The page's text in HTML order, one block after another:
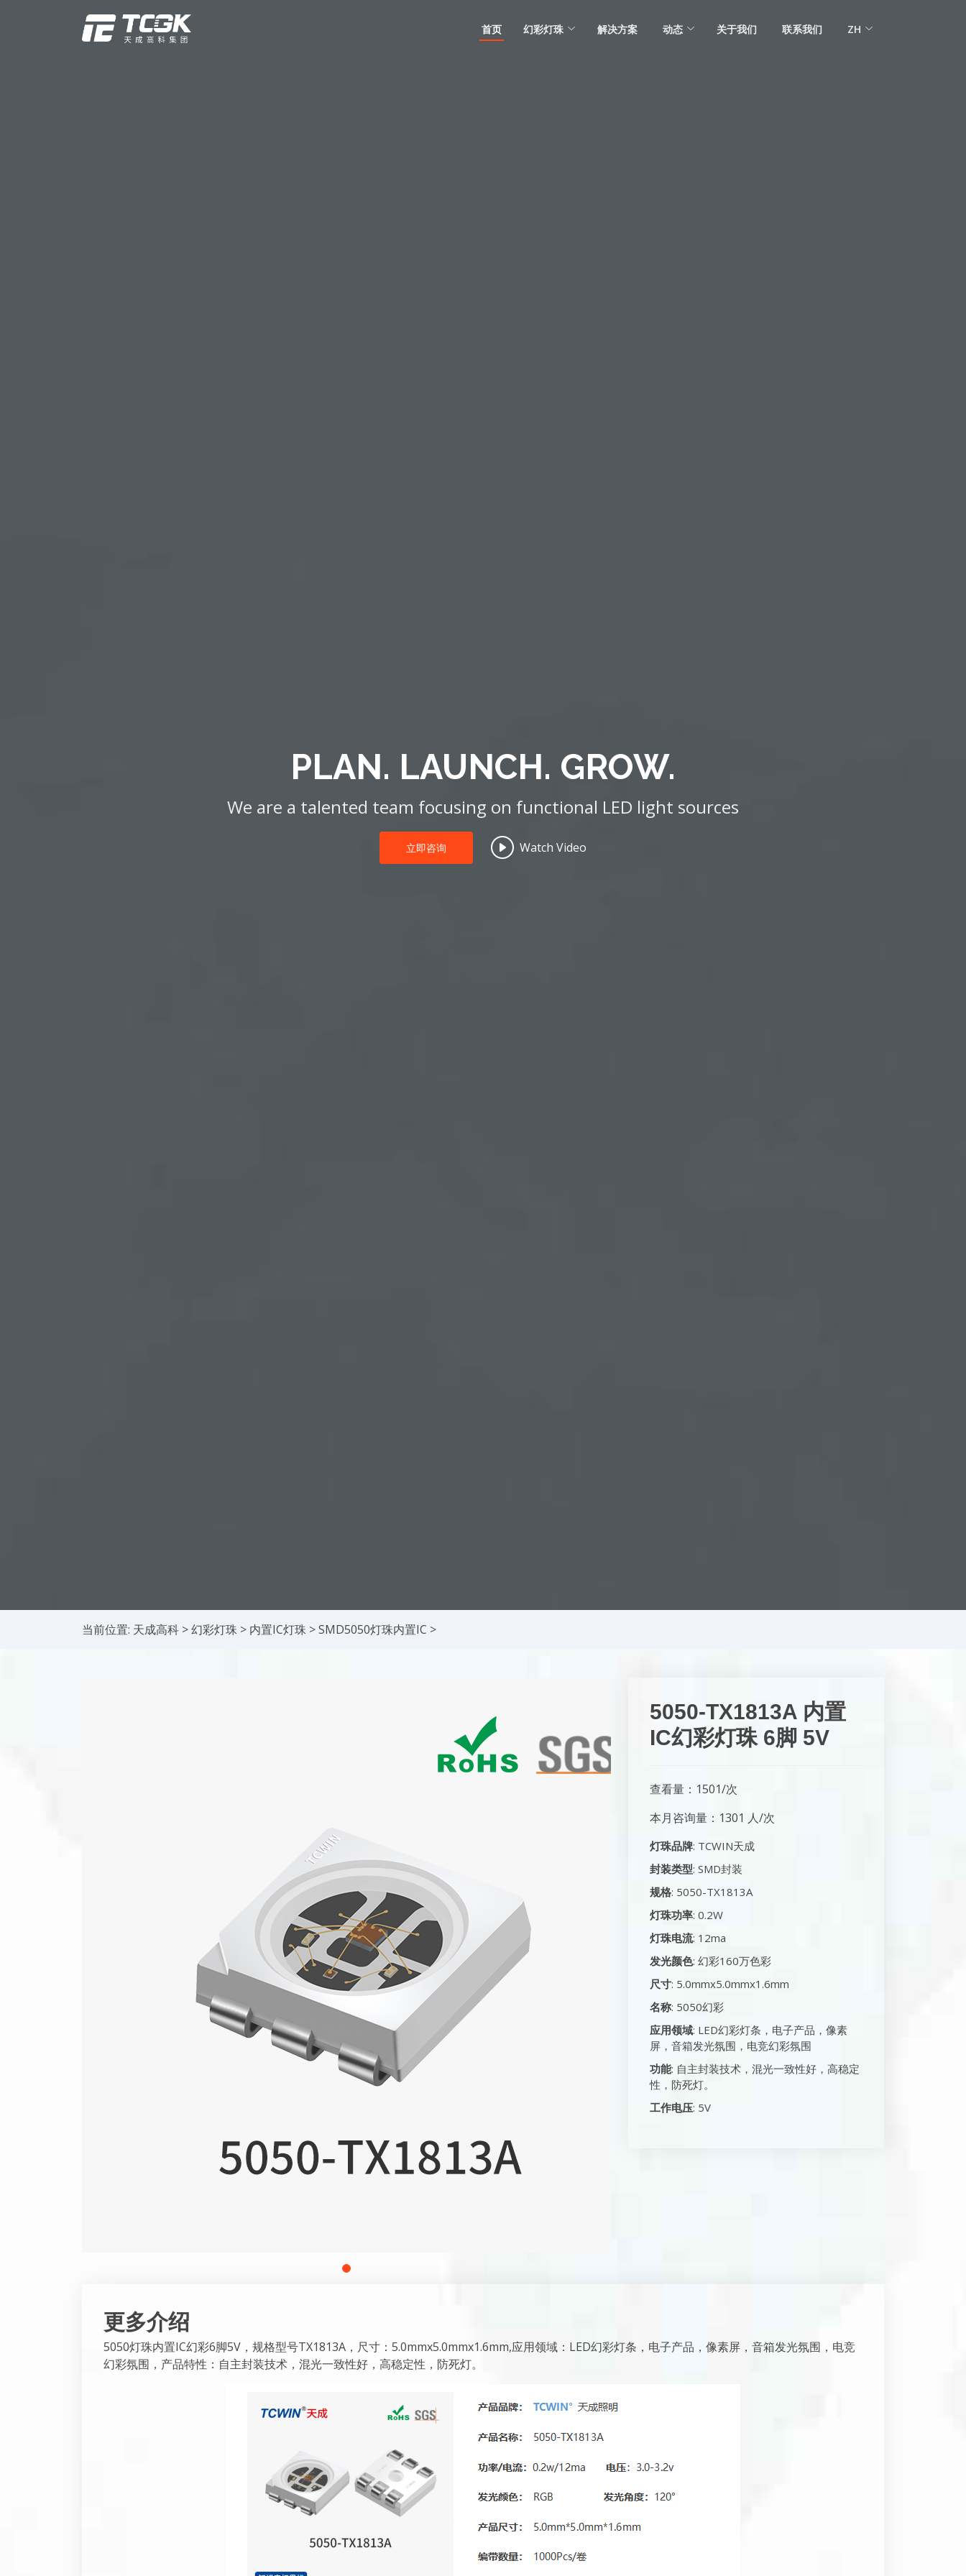
首页 幻彩灯珠 解决方案 动态 关于我们 联系我们 ZH
PLAN. LAUNCH. GROW.
We are a talented team focusing on functional LED light sources
立即咨询 Watch Video
当前位置: 天成高科 >幻彩灯珠 > 内置IC灯珠 >SMD5050灯珠内置IC >
5050-TX1813A 内置
IC幻彩灯珠 6脚 5V
查看量：1501/次
本月咨询量：1301 人/次
灯珠品牌: TCWIN天成
封装类型: SMD封装
规格: 5050-TX1813A
灯珠功率: 0.2W
灯珠电流: 12ma
发光颜色: 幻彩160万色彩
尺寸: 5.0mmx5.0mmx1.6mm
名称: 5050幻彩
应用领域: LED幻彩灯条，电子产品，像素
屏，音箱发光氛围，电竞幻彩氛围
功能: 自主封装技术，混光一致性好，高稳定
性，防死灯。
工作电压: 5V
更多介绍
5050灯珠内置IC幻彩6脚5V，规格型号TX1813A，尺寸：5.0mmx5.0mmx1.6mm,应用领域：LED幻彩灯条，电子产品，像素屏，音箱发光氛围，电竞
幻彩氛围，产品特性：自主封装技术，混光一致性好，高稳定性，防死灯。